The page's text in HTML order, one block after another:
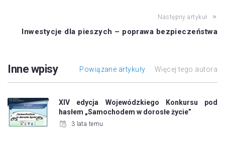
Następny artykuł
Inwestycje dla pieszych – poprawa bezpieczeństwa
Inne wpisy Powiązane artykuły Więcej tego autora
XIV edycja Wojewódzkiego Konkursu pod
hasłem „Samochodem w dorosłe życie”
3 lata temu